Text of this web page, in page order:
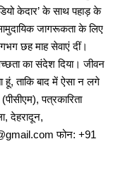
केदार’ के साथ पहाड़ के
जागरूकता के लिए
छह माह सेवाएं दीं।
का संदेश दिया। जीवन
हूं, ताकि बाद में ऐसा न लगे
पत्रकारिता
देहरादून,
फोन: +91